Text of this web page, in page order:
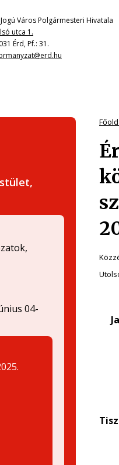
Város Polgármesteri Hivatala
utca 1.
Érd, Pf.: 31.
04-